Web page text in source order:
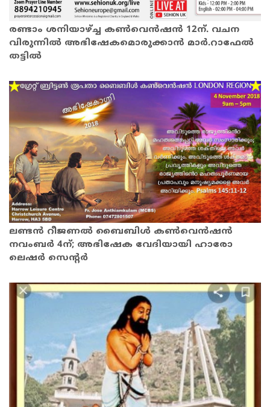
രണ്ടാം ശനിയാഴ്ച്ച കൺവെൻഷൻ 12ന്. വചന
വിരുന്നിൽ അഭിഷേകമൊരുക്കാൻ മാർ.റാഫേൽ
തട്ടിൽ
ലണ്ടന്‍ റീജണല്‍ ബൈബിള്‍ കണ്‍വെന്‍ഷന്‍
നവംബര്‍ 4ന്; അഭിഷേക വേദിയായി ഹാരോ
ലെഷര്‍ സെന്റര്‍